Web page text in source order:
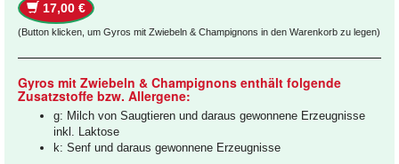
17,00 €
(Button klicken, um Gyros mit Zwiebeln & Champignons in den Warenkorb zu legen)
Gyros mit Zwiebeln & Champignons enthält folgende
Zusatzstoffe bzw. Allergene:
g: Milch von Saugtieren und daraus gewonnene Erzeugnisse
inkl. Laktose
k: Senf und daraus gewonnene Erzeugnisse